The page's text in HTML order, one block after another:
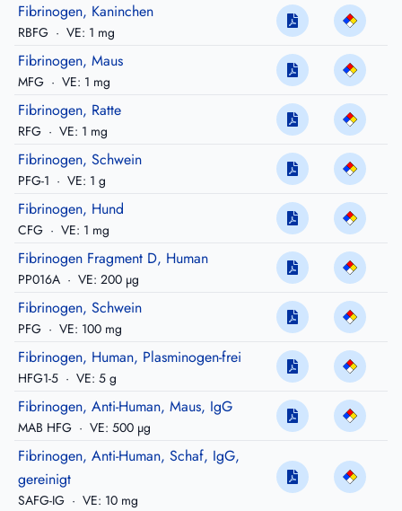
Fibrinogen, Kaninchen
RBFG · VE: 1 mg
Fibrinogen, Maus
MFG · VE: 1 mg
Fibrinogen, Ratte
RFG · VE: 1 mg
Fibrinogen, Schwein
PFG-1 · VE: 1 g
Fibrinogen, Hund
CFG · VE: 1 mg
Fibrinogen Fragment D, Human
PP016A · VE: 200 µg
Fibrinogen, Schwein
PFG · VE: 100 mg
Fibrinogen, Human, Plasminogen-frei
HFG1-5 · VE: 5 g
Fibrinogen, Anti-Human, Maus, IgG
MAB HFG · VE: 500 µg
Fibrinogen, Anti-Human, Schaf, IgG,
gereinigt
SAFG-IG · VE: 10 mg